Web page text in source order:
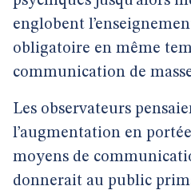
englobent
obligatoire en même
communication de
Les observateurs
l’augmentation en
moyens de
donnerait au public